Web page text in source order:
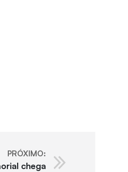
PRÓXIMO:
chega